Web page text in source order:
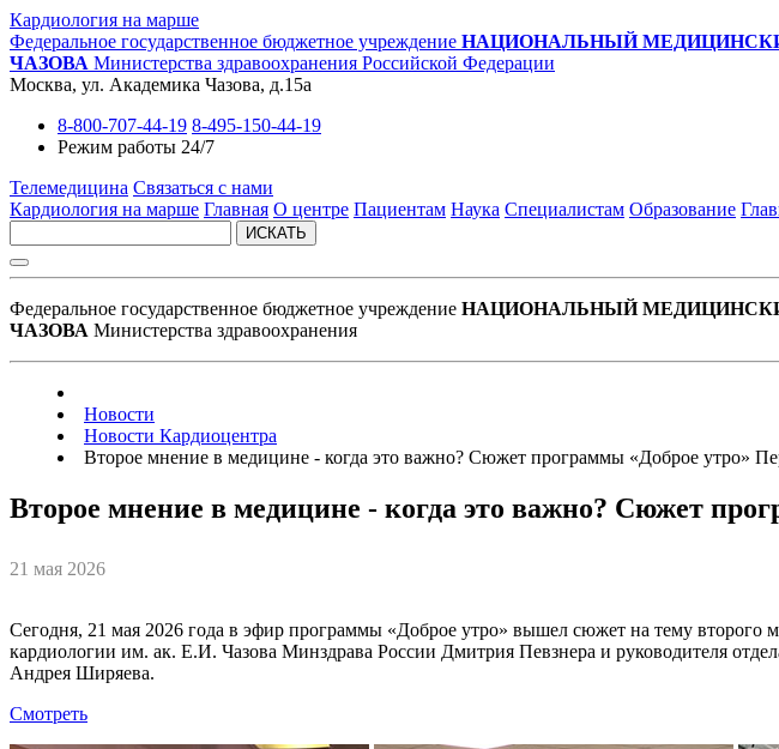
Кардиология на марше
Федеральное государственное бюджетное учреждение НАЦИОНАЛЬНЫЙ
ЧАЗОВА Министерства здравоохранения Российской Федерации
Москва, ул. Академика Чазова, д.15а
8-800-707-44-19 8-495-150-44-19
Режим работы 24/7
Телемедицина Связаться с нами
Кардиология на марше Главная О центре Пациентам Наука Специалистам Образование
ИСКАТЬ
Федеральное государственное бюджетное учреждение НАЦИОНАЛЬНЫЙ
ЧАЗОВА Министерства здравоохранения
Новости
Новости Кардиоцентра
Второе мнение в медицине - когда это важно? Сюжет программы «Доброе утро»
Второе мнение в медицине - когда это важно? Сюжет
21 мая 2026
Сегодня, 21 мая 2026 года в эфир программы «Доброе утро» вышел сюжет на тему
кардиологии им. ак. Е.И. Чазова Минздрава России Дмитрия Певзнера и руководителя
Андрея Ширяева.
Смотреть